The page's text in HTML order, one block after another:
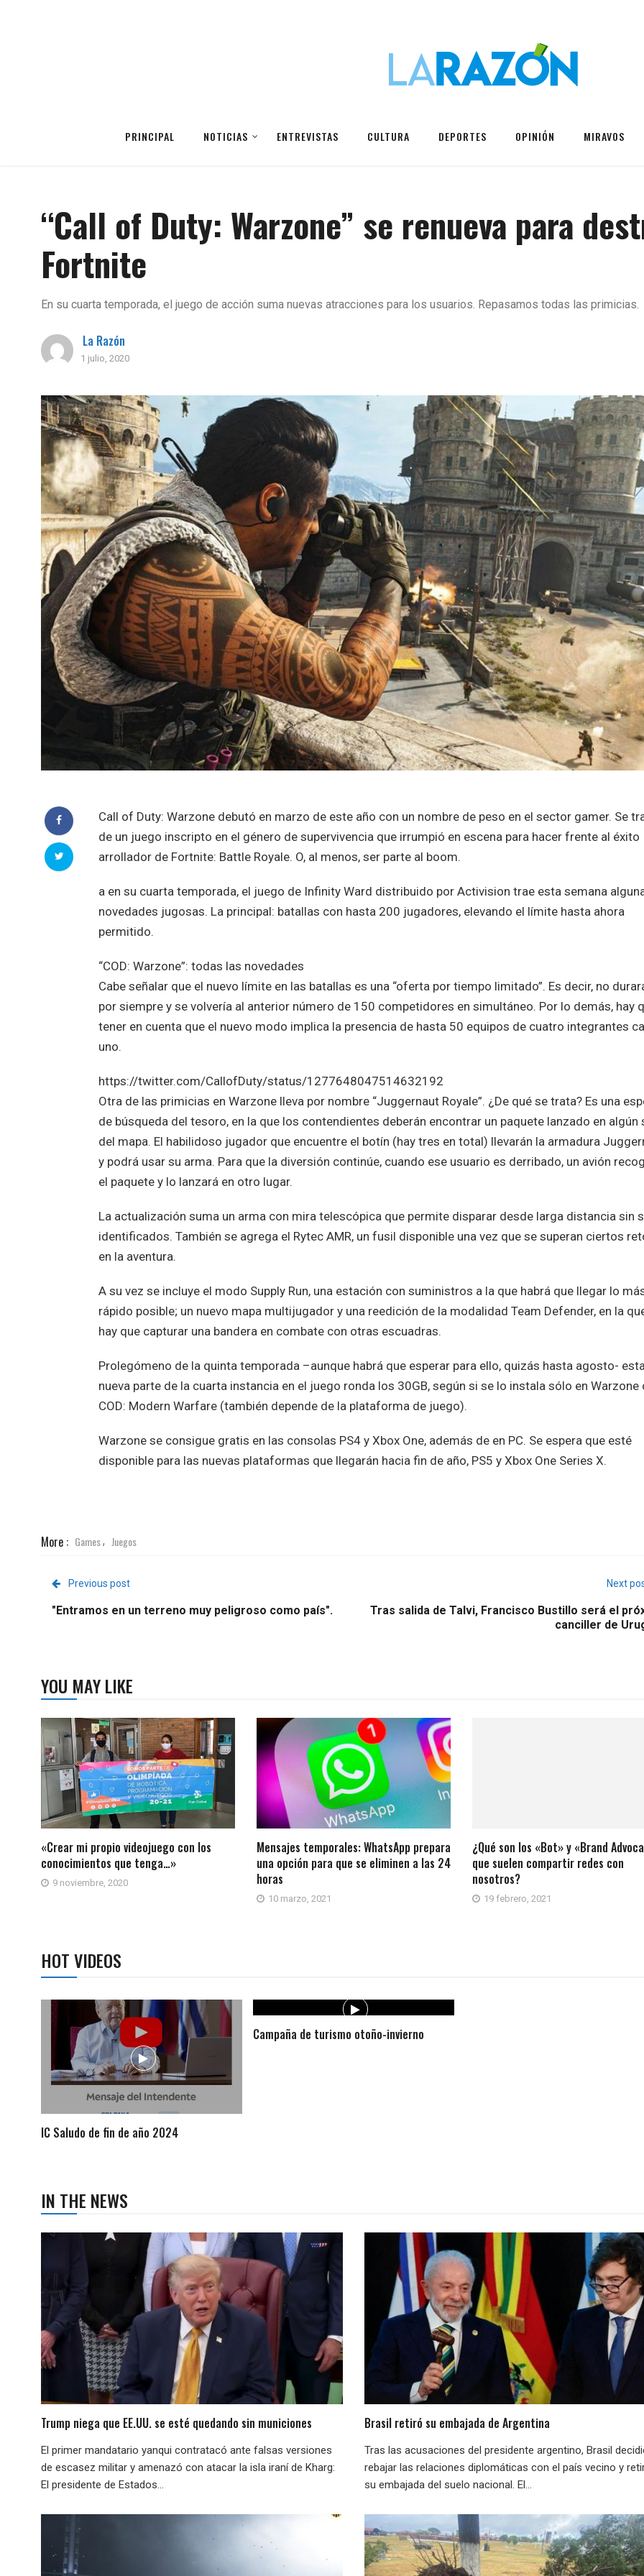
PRINCIPAL NOTICIAS ENTREVISTAS CULTURA DEPORTES OPINIÓN MIRAVOS
“Call of Duty: Warzone” se renueva para
Fortnite
En su cuarta temporada, el juego de acción suma nuevas atracciones para los usuarios. Repasamos todas las primicias.
La Razón
1 julio, 2020
Call of Duty: Warzone debutó en marzo de este año con un nombre de peso en el sector gamer. Se
de un juego inscripto en el género de supervivencia que irrumpió en escena para hacer frente al éxito
arrollador de Fortnite: Battle Royale. O, al menos, ser parte al boom.
a en su cuarta temporada, el juego de Infinity Ward distribuido por Activision trae esta semana
novedades jugosas. La principal: batallas con hasta 200 jugadores, elevando el límite hasta ahora
permitido.
“COD: Warzone”: todas las novedades
Cabe señalar que el nuevo límite en las batallas es una “oferta por tiempo limitado”. Es decir, no
por siempre y se volvería al anterior número de 150 competidores en simultáneo. Por lo demás, hay
tener en cuenta que el nuevo modo implica la presencia de hasta 50 equipos de cuatro integrantes
uno.
https://twitter.com/CallofDuty/status/1277648047514632192
Otra de las primicias en Warzone lleva por nombre “Juggernaut Royale”. ¿De qué se trata? Es una
de búsqueda del tesoro, en la que los contendientes deberán encontrar un paquete lanzado en algún
del mapa. El habilidoso jugador que encuentre el botín (hay tres en total) llevarán la armadura
y podrá usar su arma. Para que la diversión continúe, cuando ese usuario es derribado, un avión
el paquete y lo lanzará en otro lugar.
La actualización suma un arma con mira telescópica que permite disparar desde larga distancia sin
identificados. También se agrega el Rytec AMR, un fusil disponible una vez que se superan ciertos
en la aventura.
A su vez se incluye el modo Supply Run, una estación con suministros a la que habrá que llegar lo
rápido posible; un nuevo mapa multijugador y una reedición de la modalidad Team Defender, en la
hay que capturar una bandera en combate con otras escuadras.
Prolegómeno de la quinta temporada –aunque habrá que esperar para ello, quizás hasta agosto-
nueva parte de la cuarta instancia en el juego ronda los 30GB, según si se lo instala sólo en Warzone
COD: Modern Warfare (también depende de la plataforma de juego).
Warzone se consigue gratis en las consolas PS4 y Xbox One, además de en PC. Se espera que esté
disponible para las nuevas plataformas que llegarán hacia fin de año, PS5 y Xbox One Series X.
More : Games, Juegos
Previous post
"Entramos en un terreno muy peligroso como país".
Next
Tras salida de Talvi, Francisco Bustillo será el
canciller de
YOU MAY LIKE
«Crear mi propio videojuego con los
conocimientos que tenga…»
9 noviembre, 2020
Mensajes temporales: WhatsApp prepara
una opción para que se eliminen a las 24
horas
10 marzo, 2021
¿Qué son los «Bot» y «Brand
que suelen compartir redes con
nosotros?
19 febrero, 2021
HOT VIDEOS
IC Saludo de fin de año 2024
Campaña de turismo otoño-invierno
IN THE NEWS
Trump niega que EE.UU. se esté quedando sin municiones
El primer mandatario yanqui contratacó ante falsas versiones
de escasez militar y amenazó con atacar la isla iraní de Kharg:
El presidente de Estados...
Brasil retiró su embajada de Argentina
Tras las acusaciones del presidente argentino, Brasil
rebajar las relaciones diplomáticas con el país vecino y
su embajada del suelo nacional. El...